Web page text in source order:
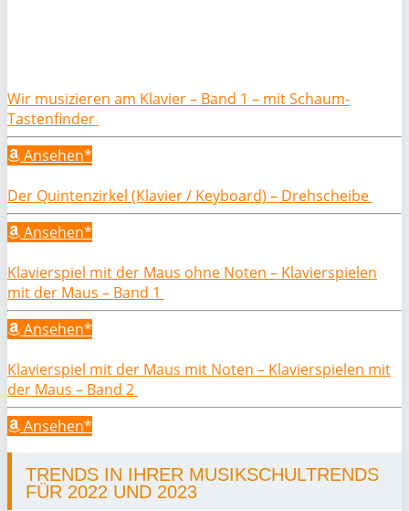
Wir musizieren am Klavier – Band 1 – mit Schaum-
Tastenfinder
Ansehen*
Der Quintenzirkel (Klavier / Keyboard) – Drehscheibe
Ansehen*
Klavierspiel mit der Maus ohne Noten – Klavierspielen
mit der Maus – Band 1
Ansehen*
Klavierspiel mit der Maus mit Noten – Klavierspielen mit
der Maus – Band 2
Ansehen*
TRENDS IN IHRER MUSIKSCHULTRENDS
FÜR 2022 UND 2023